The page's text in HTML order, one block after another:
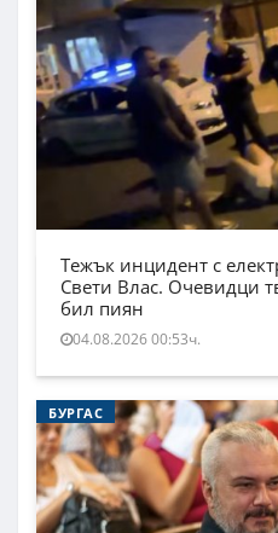
Тежък инцидент с
Свети Влас. Очевидци
бил пиян
04.08.2026 00:53ч.
БУРГАС